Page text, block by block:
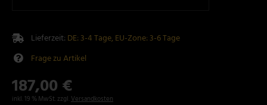
Lieferzeit: DE: 3-4 Tage, EU-Zone: 3-6 Tage
Frage zu Artikel
187,00 €
inkl. 19 % MwSt. zzgl. Versandkosten